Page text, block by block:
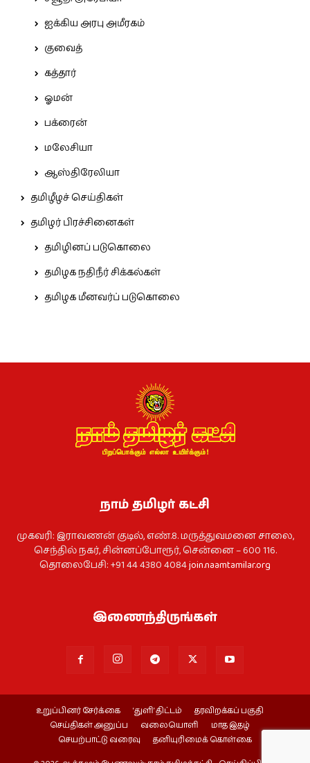
ஐக்கிய அரபு அமீரகம்
குவைத்
கத்தார்
ஓமன்
பக்ரைன்
மலேசியா
ஆஸ்திரேலியா
தமிழீழச் செய்திகள்
தமிழர் பிரச்சினைகள்
தமிழினப் படுகொலை
தமிழக நதிநீர் சிக்கல்கள்
தமிழக மீனவர்ப் படுகொலை
நாம் தமிழர் கட்சி
முகவரி: இராவணன் குடில், எண்.8. மருத்துவமனை சாலை,
செந்தில் நகர், சின்னப்போரூர், சென்னை – 600 116.
தொலைபேசி: +91 44 4380 4084join.naamtamilar.org
இணைந்திருங்கள்
உறுப்பினர் சேர்க்கை ‘துளி’ திட்டம்
தரவிறக்கப் பகுதி
செய்திகள் அனுப்ப
வலையொளி
மாத இதழ்
செயற்பாட்டு வரைவு
தனியுரிமைக் கொள்கை